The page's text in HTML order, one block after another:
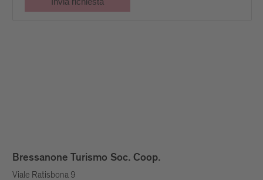
Bressanone Turismo Soc. Coop.
Viale Ratisbona 9